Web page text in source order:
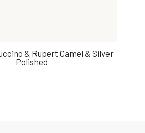
& Rupert Camel & Silver
Polished